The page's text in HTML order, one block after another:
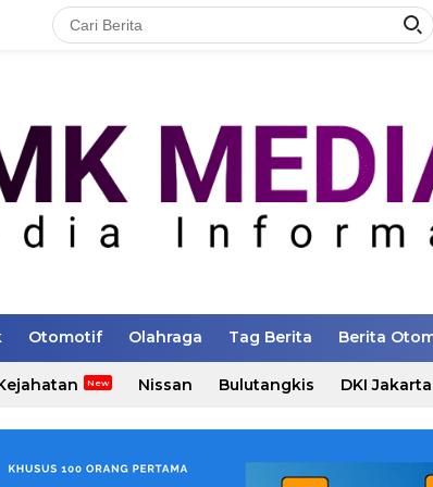
Otomotif Olahraga Tag Berita Berita
Nissan Bulutangkis DKI Jakarta